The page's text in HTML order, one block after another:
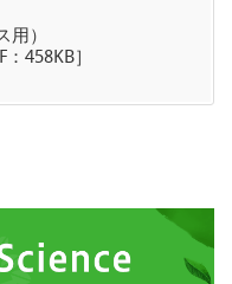
用）
：458KB］